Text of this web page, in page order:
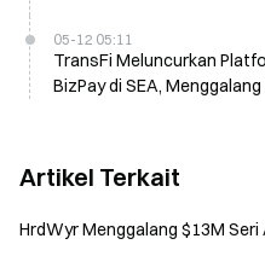
05-12 05:11
TransFi Meluncurkan
BizPay di SEA,
Artikel Terkait